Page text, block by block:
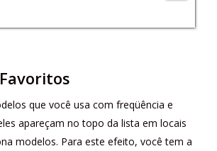
que você usa com freqüência e
apareçam no topo da lista em locais
modelos. Para este efeito, você tem a